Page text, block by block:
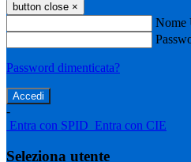
button close ×
Nome
Password dimenticata?
-
Entra con SPID Entra con CIE
Seleziona utente